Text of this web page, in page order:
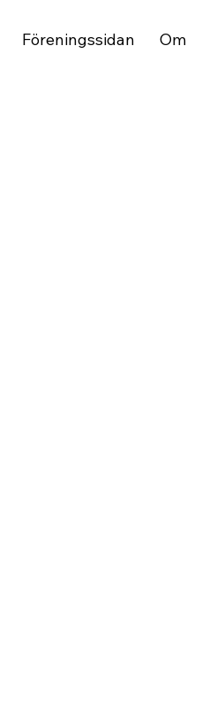
Föreningssidan Om